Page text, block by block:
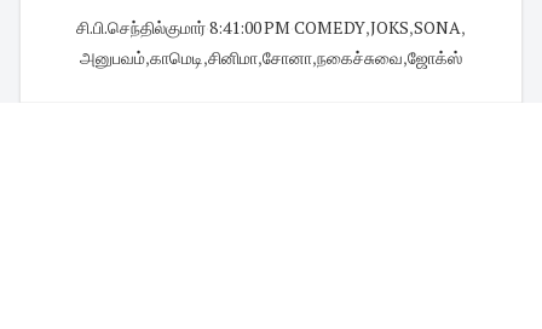
சி.பி.செந்தில்குமார்8:41:00 PM COMEDY,JOKS,SONA,
அனுபவம்,காமெடி,சினிமா,சோனா,நகைச்சுவை,ஜோக்ஸ்